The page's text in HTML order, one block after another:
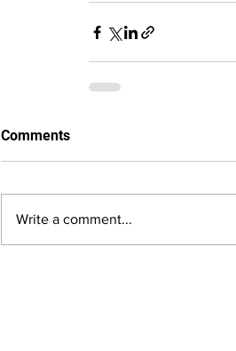
Comments
Write a comment...